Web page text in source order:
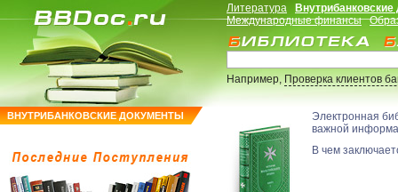
ВНУТРИБАНКОВСКИЕ ДОКУМЕНТЫ
Литература
Международные финансы
Например,Проверка клиентов
Электронная
важной
В чем